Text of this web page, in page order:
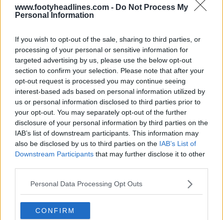
www.footyheadlines.com - Do Not Process My
Personal Information
If you wish to opt-out of the sale, sharing to third parties, or
processing of your personal or sensitive information for
targeted advertising by us, please use the below opt-out
section to confirm your selection. Please note that after your
opt-out request is processed you may continue seeing
interest-based ads based on personal information utilized by
us or personal information disclosed to third parties prior to
your opt-out. You may separately opt-out of the further
disclosure of your personal information by third parties on the
IAB’s list of downstream participants. This information may
also be disclosed by us to third parties on the IAB’s List of
Downstream Participants that may further disclose it to other
Personal Data Processing Opt Outs
CONFIRM
Presentada la camiseta local del Lokomotiv
Moscú 25-26
0 0 0 488 17 de Jul de 2025